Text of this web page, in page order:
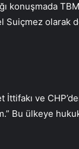
konuşmada
Suiçmez
İttifakı ve
Bu ülkeye